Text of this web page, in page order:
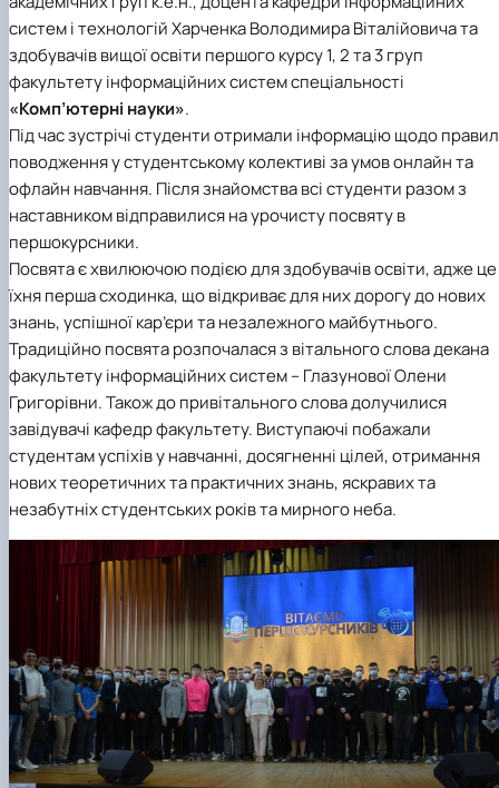
систем і технологій Харченка Володимира Віталійовича та
здобувачів вищої освіти першого курсу 1, 2 та 3 груп
факультету інформаційних систем спеціальності
«Комп’ютерні науки».
Під час зустрічі студенти отримали інформацію щодо правил
поводження у студентському колективі за умов онлайн та
офлайн навчання. Після знайомства всі студенти разом з
наставником відправилися на урочисту посвяту в
першокурсники.
Посвята є хвилюючою подією для здобувачів освіти, адже це
їхня перша сходинка, що відкриває для них дорогу до нових
знань, успішної кар’єри та незалежного майбутнього.
Традиційно посвята розпочалася з вітального слова декана
факультету інформаційних систем – Глазунової Олени
Григорівни. Також до привітального слова долучилися
завідувачі кафедр факультету. Виступаючі побажали
студентам успіхів у навчанні, досягненні цілей, отримання
нових теоретичних та практичних знань, яскравих та
незабутніх студентських років та мирного неба.